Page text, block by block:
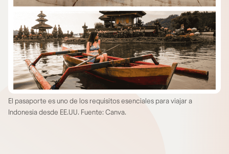
El pasaporte es uno de los requisitos esenciales para viajar a
Indonesia desde EE.UU. Fuente: Canva.